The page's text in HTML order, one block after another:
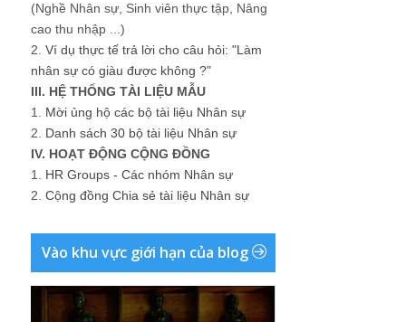
(Nghề Nhân sự, Sinh viên thực tập, Nâng
cao thu nhập ...)
2. Ví dụ thực tế trả lời cho câu hỏi: "Làm
nhân sự có giàu được không ?"
III. HỆ THỐNG TÀI LIỆU MẪU
1. Mời ủng hộ các bộ tài liệu Nhân sự
2. Danh sách 30 bộ tài liệu Nhân sự
IV. HOẠT ĐỘNG CỘNG ĐỒNG
1. HR Groups - Các nhóm Nhân sự
2. Cộng đồng Chia sẻ tài liệu Nhân sự
Vào khu vực giới hạn của blog